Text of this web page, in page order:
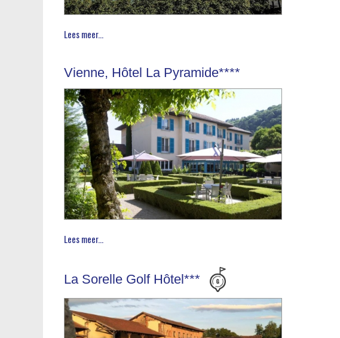
Lees meer...
Vienne, Hôtel La Pyramide****
Lees meer...
La Sorelle Golf Hôtel***